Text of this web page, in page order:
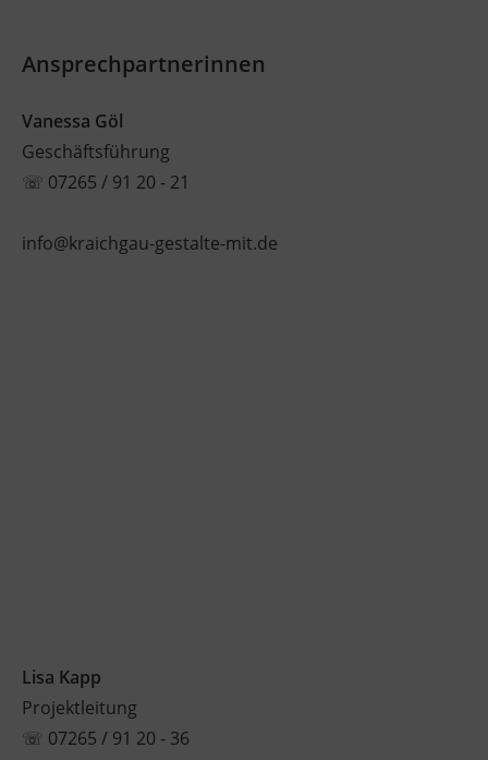
Ansprechpartnerinnen
Vanessa Göl
Geschäftsführung
☏ 07265 / 91 20 - 21
info@kraichgau-gestalte-mit.de
Lisa Kapp
Projektleitung
☏ 07265 / 91 20 - 36